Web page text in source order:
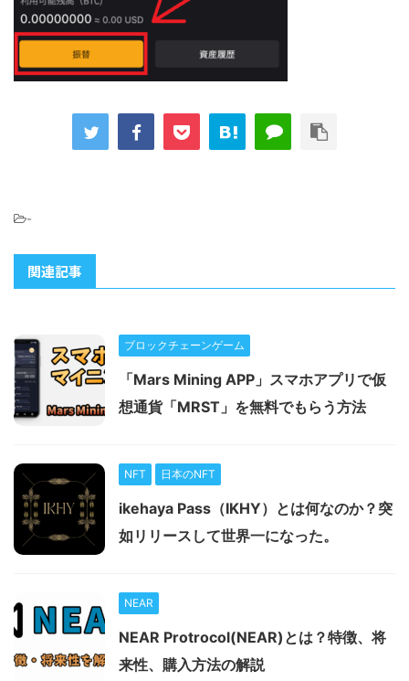
-
関連記事
ブロックチェーンゲーム
「Mars Mining APP」スマホアプリで仮
想通貨「MRST」を無料でもらう方法
NFT 日本のNFT
ikehaya Pass（IKHY）とは何なのか？突
如リリースして世界一になった。
NEAR
NEAR Protrocol(NEAR)とは？特徴、将
来性、購入方法の解説